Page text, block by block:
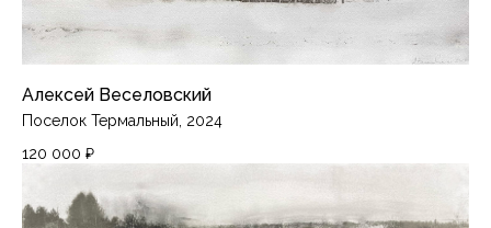
Алексей Веселовский
Поселок Термальный, 2024
120 000 ₽